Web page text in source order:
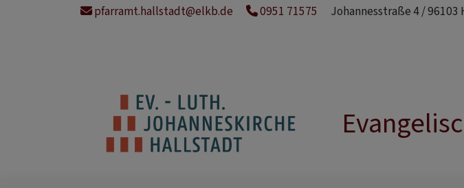
pfarramt.hallstadt@elkb.de 0951 71575 Johannesstraße 4 /